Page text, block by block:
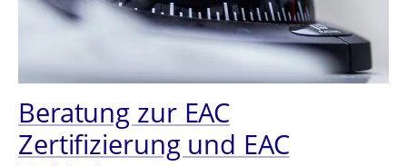
Beratung zur EAC
Zertifizierung und EAC